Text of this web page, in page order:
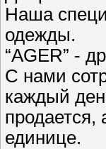
Наша
одежды.
“AGER” -
С нами
каждый
единице.